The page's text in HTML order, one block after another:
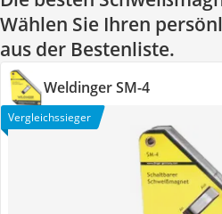
Wählen Sie Ihren
aus der Bestenliste.
Weldinger SM-4
Vergleichssieger